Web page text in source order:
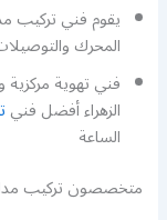
يقوم فني تركيب
المحرك
فني تهوية
الزهراء أفضل فني
الساعة
متخصصون تركيب